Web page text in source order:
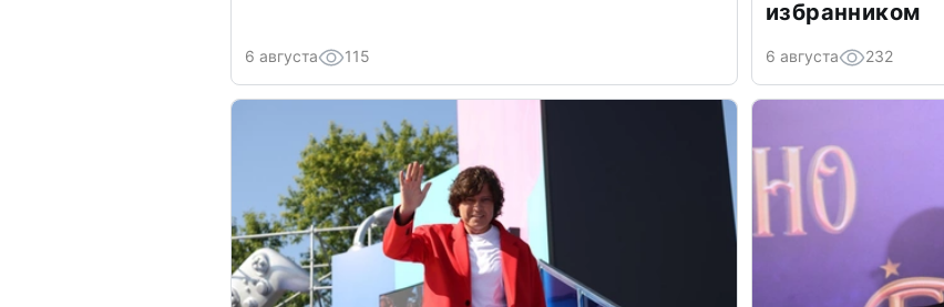
6 августа 115
избранником
6 августа 232